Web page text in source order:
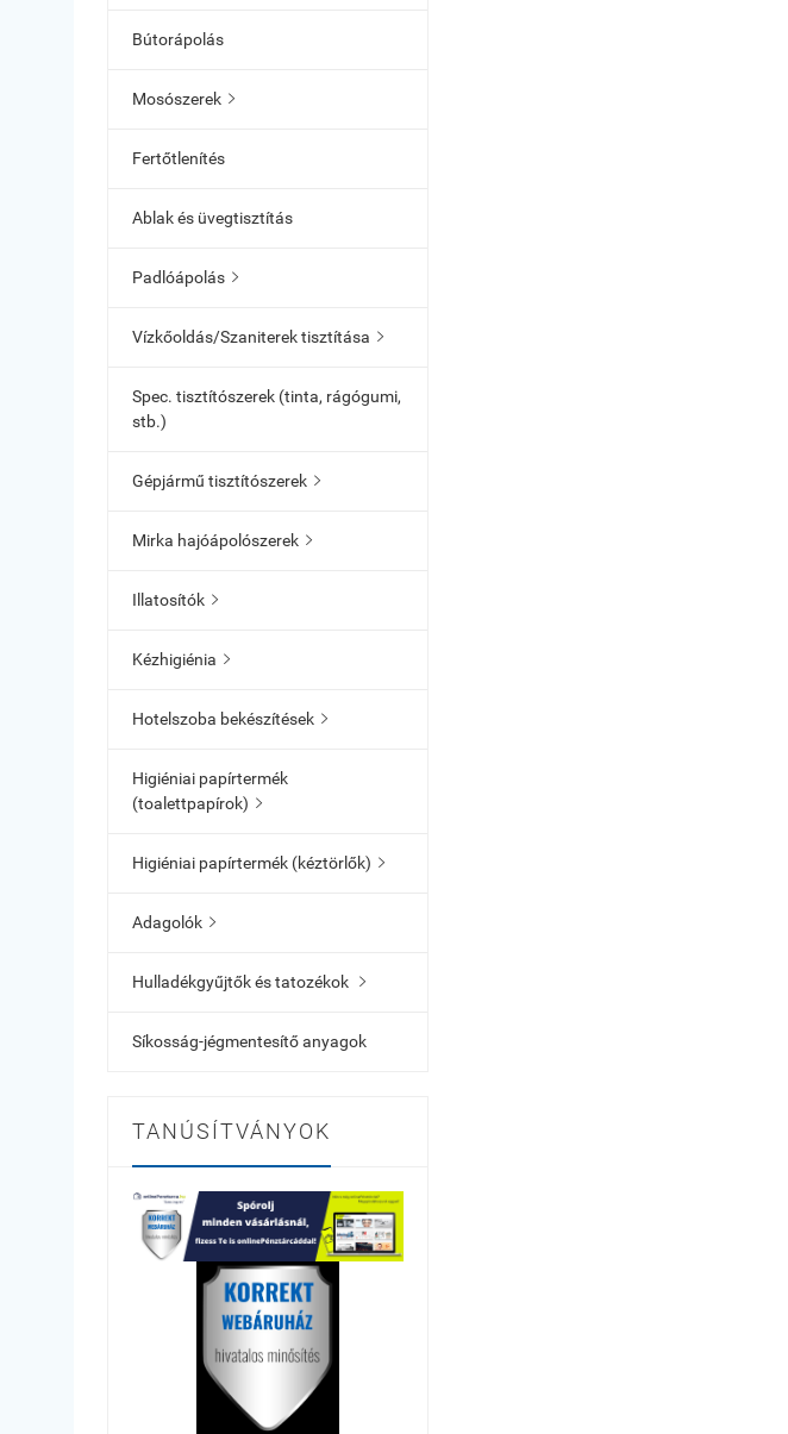
Bútorápolás
Mosószerek 
Fertőtlenítés
Ablak és üvegtisztítás
Padlóápolás 
Vízkőoldás/Szaniterek tisztítása 
Spec. tisztítószerek (tinta, rágógumi,
stb.)
Gépjármű tisztítószerek 
Mirka hajóápolószerek 
Illatosítók 
Kézhigiénia 
Hotelszoba bekészítések 
Higiéniai papírtermék
(toalettpapírok) 
Higiéniai papírtermék (kéztörlők) 
Adagolók 
Hulladékgyűjtők és tatozékok 
Síkosság-jégmentesítő anyagok
TANÚSÍTVÁNYOK